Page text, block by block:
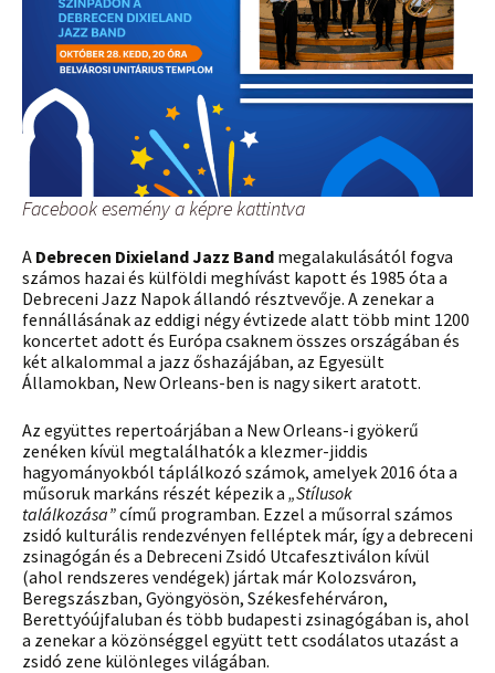
Facebook esemény a képre kattintva
A Debrecen Dixieland Jazz Band megalakulásától fogva
számos hazai és külföldi meghívást kapott és 1985 óta a
Debreceni Jazz Napok állandó résztvevője. A zenekar a
fennállásának az eddigi négy évtizede alatt több mint 1200
koncertet adott és Európa csaknem összes országában és
két alkalommal a jazz őshazájában, az Egyesült
Államokban, New Orleans-ben is nagy sikert aratott.
Az együttes repertoárjában a New Orleans-i gyökerű
zenéken kívül megtalálhatók a klezmer-jiddis
hagyományokból táplálkozó számok, amelyek 2016 óta a
műsoruk markáns részét képezik a „Stílusok
találkozása”című programban. Ezzel a műsorral számos
zsidó kulturális rendezvényen felléptek már, így a debreceni
zsinagógán és a Debreceni Zsidó Utcafesztiválon kívül
(ahol rendszeres vendégek) jártak már Kolozsváron,
Beregszászban, Gyöngyösön, Székesfehérváron,
Berettyóújfaluban és több budapesti zsinagógában is, ahol
a zenekar a közönséggel együtt tett csodálatos utazást a
zsidó zene különleges világában.